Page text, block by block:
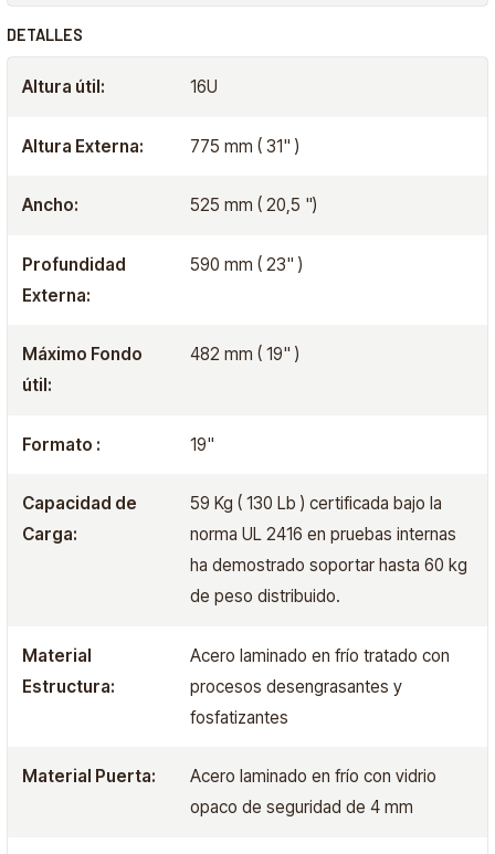
DETALLES
Altura útil: 16U
Altura Externa: 775 mm ( 31" )
Ancho: 525 mm ( 20,5 ")
Profundidad
Externa:
590 mm ( 23" )
Máximo Fondo
útil:
482 mm ( 19" )
Formato : 19"
Capacidad de
Carga:
59 Kg ( 130 Lb ) certificada bajo la
norma UL 2416 en pruebas internas
ha demostrado soportar hasta 60 kg
de peso distribuido.
Material
Estructura:
Acero laminado en frío tratado con
procesos desengrasantes y
fosfatizantes
Material Puerta:
Acero laminado en frío con vidrio
opaco de seguridad de 4 mm